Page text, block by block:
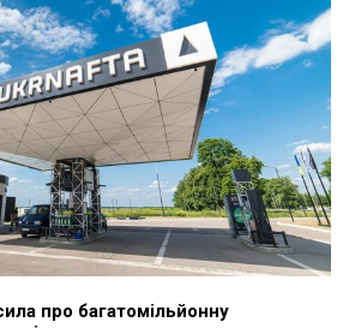
про багатомільйонну